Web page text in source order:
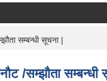
सम्बन्धी सूचना |
/सम्झौता सम्बन्धी